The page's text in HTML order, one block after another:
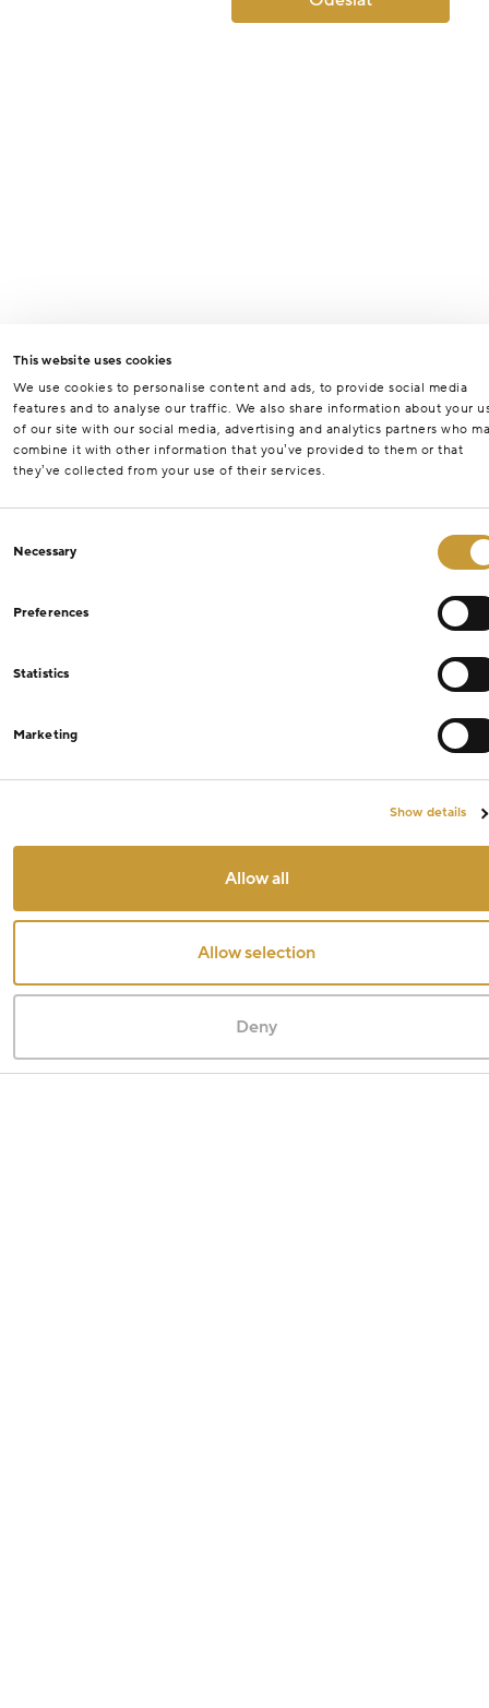
This website uses cookies
We use cookies to personalise content and ads, to provide social media
features and to analyse our traffic. We also share information about your
of our site with our social media, advertising and analytics partners who
combine it with other information that you’ve provided to them or that
they’ve collected from your use of their services.
Selection
Necessary
Preferences
Statistics
Marketing
Show details
Allow all
Allow selection
Deny